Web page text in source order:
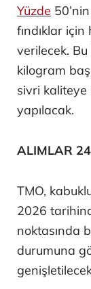
Yüzde
fındıklar
verilecek.
kilogram
sivri kaliteye
yapılacak.
ALIMLAR 24
TMO,
2026
noktasında
durumuna